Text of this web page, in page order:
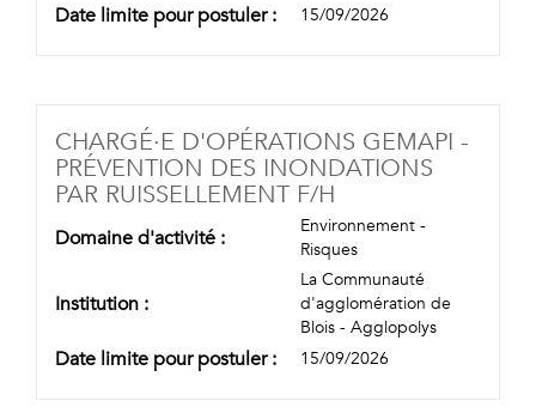
Date limite pour postuler : 15/09/2026
CHARGÉ·E D'OPÉRATIONS GEMAPI -
PRÉVENTION DES INONDATIONS
PAR RUISSELLEMENT F/H
Domaine d'activité :
Environnement -
Risques
Institution :
La Communauté
d'agglomération de
Blois - Agglopolys
Date limite pour postuler : 15/09/2026